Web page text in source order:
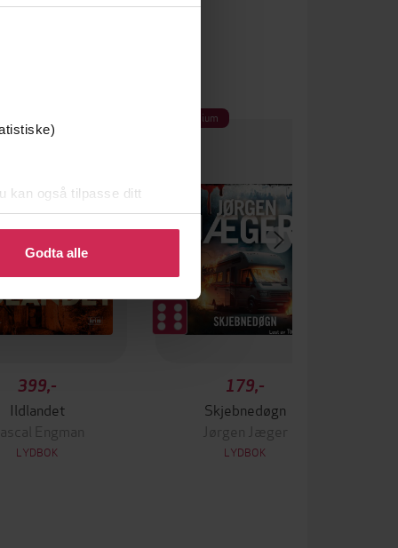
kan også tilpasse ditt
eller endre ditt samtykke.
Godta alle
399,-
Ildlandet
Engman
LYDBOK
Premium
179,-
Skjebnedøgn
Jørgen Jæger
LYDBOK